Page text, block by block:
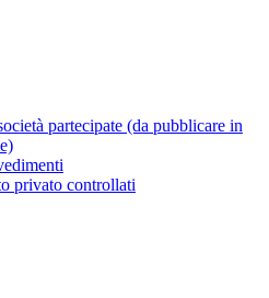
partecipate (da pubblicare in
privato controllati